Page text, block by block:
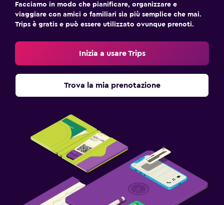
Facciamo in modo che pianificare, organizzare e
viaggiare con amici o familiari sia più semplice che mai.
Trips è gratis e può essere utilizzato ovunque prenoti.
Inizia a usare Trips
Trova la mia prenotazione